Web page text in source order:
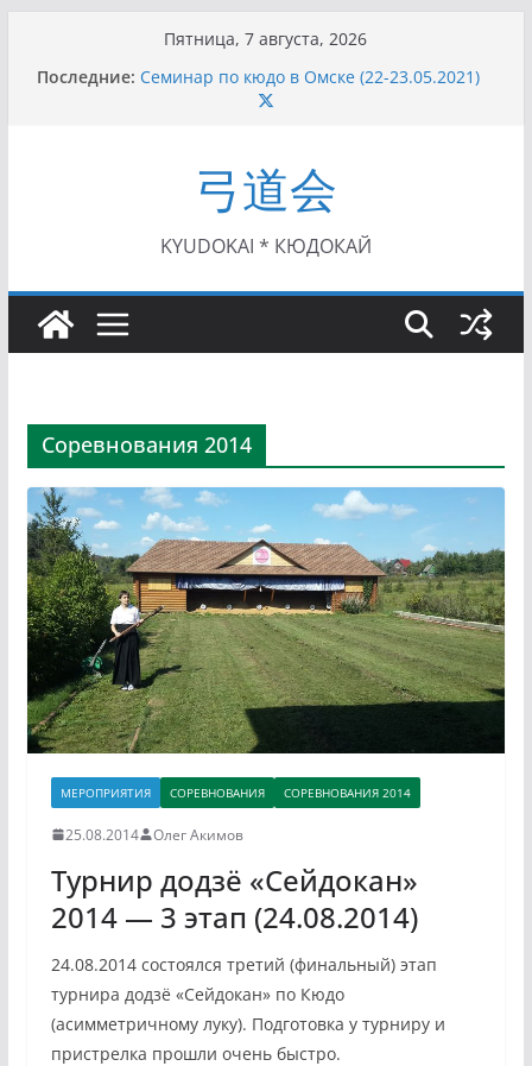
содержимому
Пятница, 7 августа, 2026
Последние: Семинар по кюдо в Омске (22-23.05.2021)
Чемпионат Росcии, Дёмино (2-5.09.2021)
II Кубок Посла Японии в России по Кюдо,
Орёл (25.07.2021)
I этап Кубка Московской области по Кюдо /
Сейдокан II (27.06.2021)
弓道会
KYUDOKAI * КЮДОКАЙ
Соревнования 2014
МЕРОПРИЯТИЯ СОРЕВНОВАНИЯ СОРЕВНОВАНИЯ 2014
25.08.2014 Олег Акимов
Турнир додзё «Сейдокан»
2014 — 3 этап (24.08.2014)
24.08.2014 состоялся третий (финальный) этап
турнира додзё «Сейдокан» по Кюдо
(асимметричному луку). Подготовка у турниру и
пристрелка прошли очень быстро.